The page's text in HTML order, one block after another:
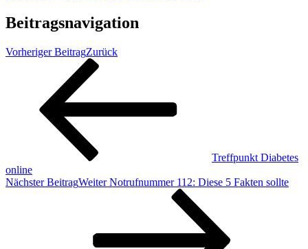
Beitragsnavigation
Vorheriger BeitragZurück
Treffpunkt Diabetes
online
Nächster BeitragWeiter Notrufnummer 112: Diese 5 Fakten sollte